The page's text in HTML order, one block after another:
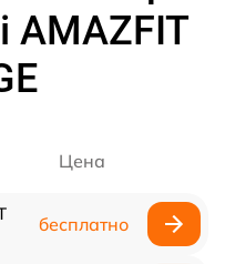
AMAZFIT
Цена
бесплатно